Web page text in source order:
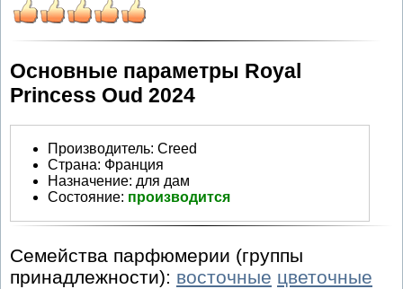
Основные параметры Royal
Princess Oud 2024
Производитель: Creed
Страна: Франция
Назначение: для дам
Состояние: производится
Семейства парфюмерии (группы
принадлежности): восточные цветочные